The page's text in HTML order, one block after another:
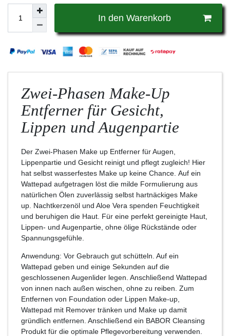
In den Warenkorb
Zwei-Phasen Make-Up
Entferner für Gesicht,
Lippen und Augenpartie
Der Zwei-Phasen Make up Entferner für Augen,
Lippenpartie und Gesicht reinigt und pflegt zugleich! Hier
hat selbst wasserfestes Make up keine Chance. Auf ein
Wattepad aufgetragen löst die milde Formulierung aus
natürlichen Ölen zuverlässig selbst hartnäckiges Make
up. Nachtkerzenöl und Aloe Vera spenden Feuchtigkeit
und beruhigen die Haut. Für eine perfekt gereinigte Haut,
Lippen- und Augenpartie, ohne ölige Rückstände oder
Spannungsgefühle.
Anwendung: Vor Gebrauch gut schütteln. Auf ein
Wattepad geben und einige Sekunden auf die
geschlossenen Augenlider legen. Anschließend Wattepad
von innen nach außen wischen, ohne zu reiben. Zum
Entfernen von Foundation oder Lippen Make-up,
Wattepad mit Remover tränken und Make up damit
gründlich entfernen. Anschließend ein BABOR Cleansing
Produkt für die optimale Pflegevorbereitung verwenden.